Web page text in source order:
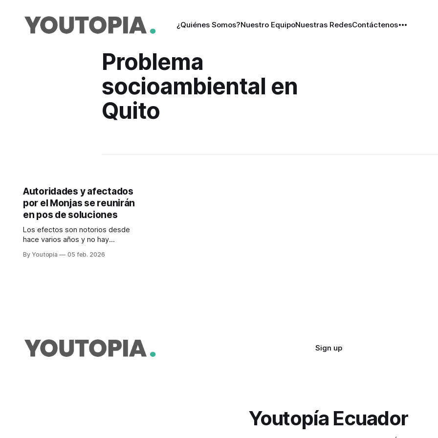
¿Quiénes Somos?Nuestro EquipoNuestras RedesContáctenos
Problema
socioambiental en
Quito
Autoridades y afectados
por el Monjas se reunirán
en pos de soluciones
Los efectos son notorios desde
hace varios años y no hay
posibilidad de buscar salidas con
By Youtopia 05 feb. 2026
Sign up
Youtopía Ecuador